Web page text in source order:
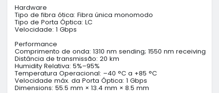
Hardware
Tipo de fibra ótica: Fibra única monomodo
Tipo de Porta Óptica: LC
Velocidade: 1 Gbps
Performance
Comprimento de onda: 1310 nm sending; 1550 nm receiving
Distância de transmissão: 20 km
Humidity Relativa: 5%–95%
Temperatura Operacional: –40 °C a +85 °C
Velocidade máx. da Porta Óptica: 1 Gbps
Dimensions: 55.5 mm × 13.4 mm × 8.5 mm